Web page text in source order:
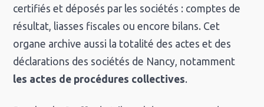
certifiés et déposés par les sociétés : comptes de
résultat, liasses fiscales ou encore bilans. Cet
organe archive aussi la totalité des actes et des
déclarations des sociétés de Nancy, notamment
les actes de procédures collectives.